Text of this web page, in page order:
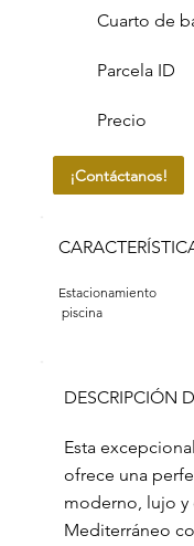
Cuarto de
Parcela ID
Precio
¡Contáctanos!
Estacionamiento
piscina
DESCRIPCIÓN
Esta
ofrece una
moderno, lujo y
Mediterráneo